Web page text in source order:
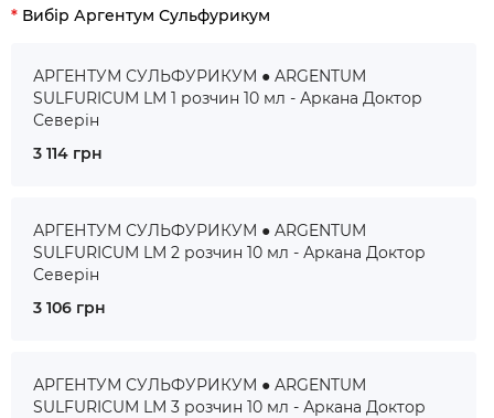
Вибір Аргентум Сульфурикум
АРГЕНТУМ СУЛЬФУРИКУМ ● ARGENTUM
SULFURICUM LM 1 розчин 10 мл - Аркана Доктор
Северін
3 114 грн
АРГЕНТУМ СУЛЬФУРИКУМ ● ARGENTUM
SULFURICUM LM 2 розчин 10 мл - Аркана Доктор
Северін
3 106 грн
АРГЕНТУМ СУЛЬФУРИКУМ ● ARGENTUM
SULFURICUM LM 3 розчин 10 мл - Аркана Доктор